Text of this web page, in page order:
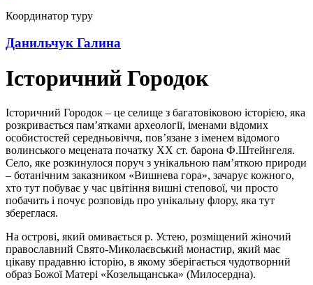
Координатор туру
Данильчук Галина
Історичний Городок
Історичний Городок – це селище з багатовіковою історією, яка
розкривається пам’ятками археології, іменами відомих
особистостей середньовіччя, пов’язане з іменем відомого
волинського мецената початку ХХ ст. барона Ф.Штейнгеля.
Село, яке розкинулося поруч з унікальною пам’яткою природи
– ботанічним заказником «Вишнева гора», зачарує кожного,
хто тут побуває у час цвітіння вишні степової, чи просто
побачить і почує розповідь про унікальну флору, яка тут
збереглася.
На острові, який омивається р. Устею, розміщений жіночий
православний Свято-Миколаєвський монастир, який має
цікаву прадавню історію, в якому зберігається чудотворний
образ Божої Матері «Козельщанська» (Милосердна).